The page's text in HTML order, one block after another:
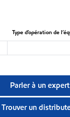
Type d’opération de
Parler à un expert
Trouver un